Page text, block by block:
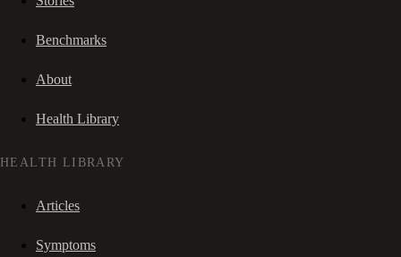
Benchmarks
About
Health Library
HEALTH LIBRARY
Articles
Symptoms